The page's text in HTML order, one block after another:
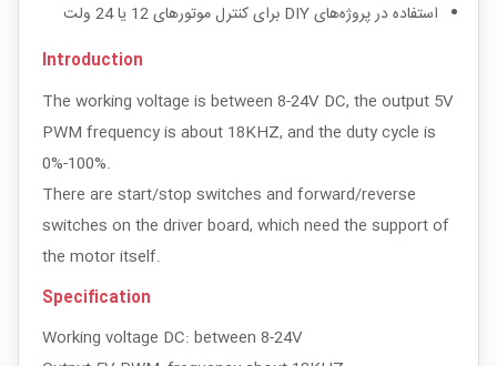
استفاده در پروژه‌های DIY برای کنترل موتورهای 12 یا 24 ولت
Introduction
The working voltage is between 8-24V DC, the output 5V
PWM frequency is about 18KHZ, and the duty cycle is
0%-100%.
There are start/stop switches and forward/reverse
switches on the driver board, which need the support of
the motor itself.
Specification
Working voltage DC: between 8-24V